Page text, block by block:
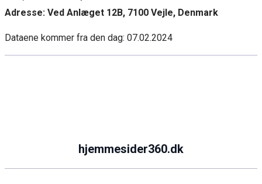
Adresse: Ved Anlæget 12B, 7100 Vejle, Denmark
Dataene kommer fra den dag: 07.02.2024
hjemmesider360.dk